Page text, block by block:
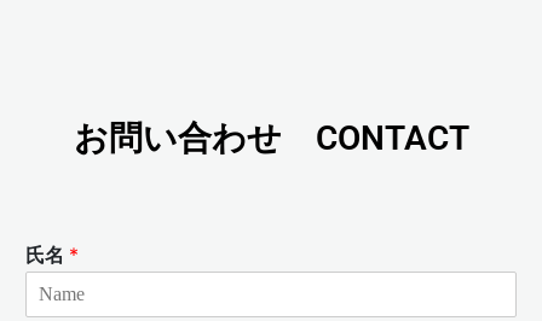
お問い合わせ CONTACT
氏名 *